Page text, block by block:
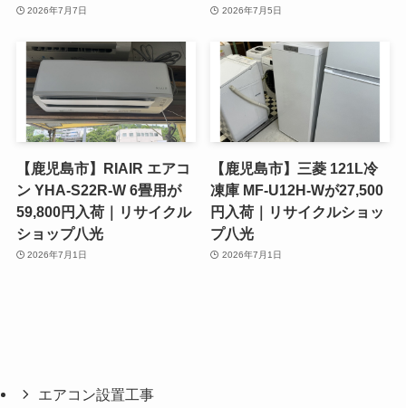
2026年7月7日 2026年7月5日
【鹿児島市】RIAIR エアコ
ン YHA-S22R-W 6畳用が
59,800円入荷｜リサイクル
ショップ八光
2026年7月1日
【鹿児島市】三菱 121L冷
凍庫 MF-U12H-Wが27,500
円入荷｜リサイクルショッ
プ八光
2026年7月1日
エアコン設置工事